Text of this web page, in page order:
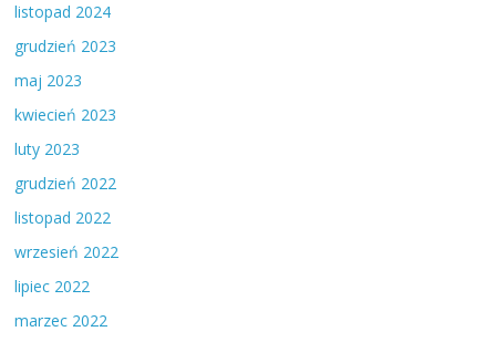
listopad 2024
grudzień 2023
maj 2023
kwiecień 2023
luty 2023
grudzień 2022
listopad 2022
wrzesień 2022
lipiec 2022
marzec 2022